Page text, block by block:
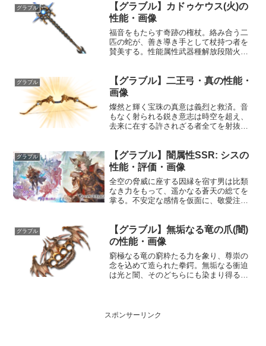
優：小岩井ことり性能HP攻撃力
MAXLv5831407100召...
グラブル
【グラブル】カドゥケウス(火)の
性能・画像
福音をもたらす奇跡の権杖。絡み合う二
匹の蛇が、善き導き手として杖持つ者を
賛美する。性能属性武器種解放段階火杖
1,685,000ダメージ〕自分のアビリティ
再...
グラブル
【グラブル】二王弓・真の性能・
画像
燦然と輝く宝珠の真意は義烈と救済。音
もなく射られる鋭き意志は時空を超え、
去来に在する許されざる者全てを射抜く
MAXLv2302510100奥義二王双極雷洪敵
に光属性4.5倍ダメ...
グラブル
【グラブル】闇属性SSR: シスの
性能・評価・画像
全空の脅威に座する因縁を宿す男は比類
なき力をもって、遥かなる蒼天の総てを
掌る。不安定な感情を仮面に、敬愛注ぐ
長：174cm種族：エルーン趣味：庭木の
剪定好き：特にない苦...
グラブル
【グラブル】無垢なる竜の爪(闇)
の性能・画像
窮極なる竜の窮粋たる力を象り、尊崇の
念を込めて造られた拳鍔。無垢なる衝迫
は光と闇、そのどちらにも染まり得る。
MAXLv237232810...
スポンサーリンク